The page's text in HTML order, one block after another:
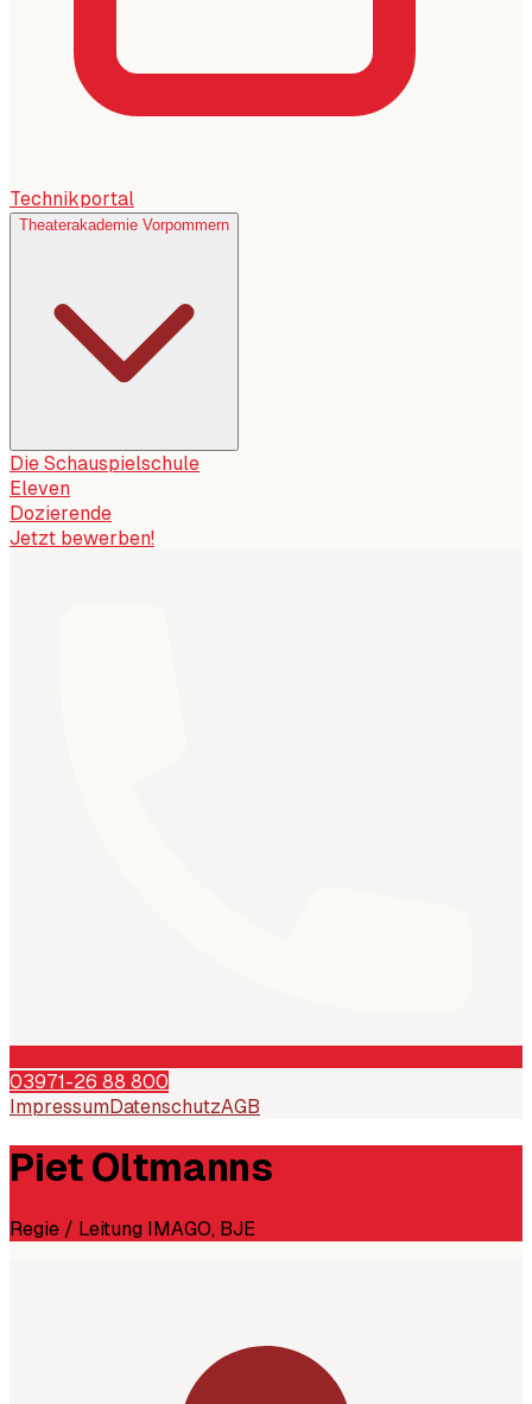
Technikportal
Theaterakademie Vorpommern
Die Schauspielschule
Eleven
Dozierende
Jetzt bewerben!
03971-26 88 800
Impressum DatenschutzAGB
Piet Oltmanns
Regie / Leitung IMAGO, BJE